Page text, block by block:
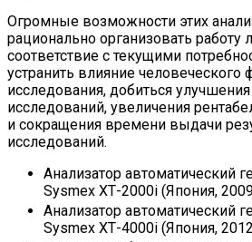
Огромные возможности этих
рационально организовать работу
соответствие с текущими
устранить влияние человеческого
исследования, добиться улучшения
исследований, увеличения
и сокращения времени выдачи
исследований.
Анализатор автоматический
Sysmex ХТ-2000i (Япония, 2009
Анализатор автоматический
Sysmex ХТ-4000i (Япония, 2012